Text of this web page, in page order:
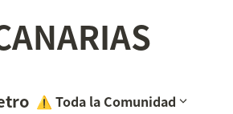
⚠️ Toda la Comunidad